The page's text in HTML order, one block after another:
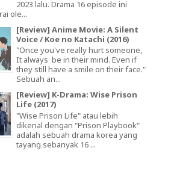
2023 lalu. Drama 16 episode ini
ole...
[Review] Anime Movie: A Silent
Voice / Koe no Katachi (2016)
"Once you've really hurt someone,
It always be in their mind. Even if
they still have a smile on their face."
Sebuah an...
[Review] K-Drama: Wise Prison
Life (2017)
"Wise Prison Life" atau lebih
dikenal dengan "Prison Playbook"
adalah sebuah drama korea yang
tayang sebanyak 16 ...